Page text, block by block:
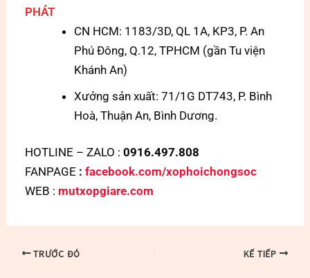
PHÁT
CN HCM: 1183/3D, QL 1A, KP3, P. An
Phú Đông, Q.12, TPHCM (gần Tu viện
Khánh An)
Xưởng sản xuất: 71/1G DT743, P. Bình
Hoà, Thuận An, Bình Dương.
HOTLINE – ZALO :0916.497.808
FANPAGE :facebook.com/xophoichongsoc
WEB : mutxopgiare.com
TRƯỚC ĐÓ KẾ TIẾP